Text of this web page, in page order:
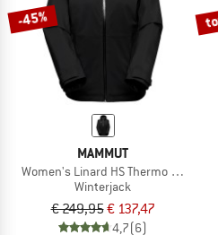
-45%
MAMMUT
Women's Linard HS Thermo Hooded
Winterjack
€ 249,95€ 137,47
4,7(6)